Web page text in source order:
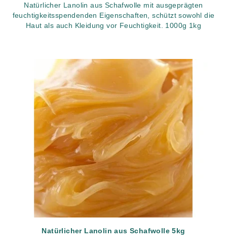
Natürlicher Lanolin aus Schafwolle mit ausgeprägten
feuchtigkeitsspendenden Eigenschaften, schützt sowohl die
Haut als auch Kleidung vor Feuchtigkeit. 1000g 1kg
Natürlicher Lanolin aus Schafwolle 5kg